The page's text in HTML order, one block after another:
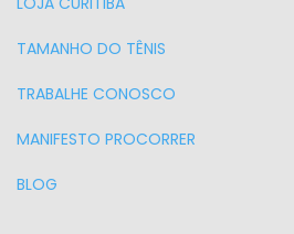
TAMANHO DO TÊNIS
TRABALHE CONOSCO
MANIFESTO PROCORRER
BLOG